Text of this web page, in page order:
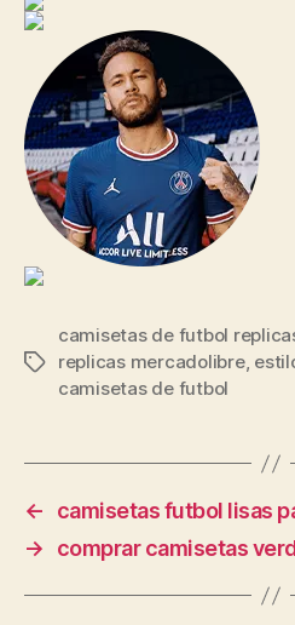
Etiquetas
camisetas de futbol
replicas mercadolibre,
camisetas de futbol
←
camisetas futbol lisas
→
comprar camisetas